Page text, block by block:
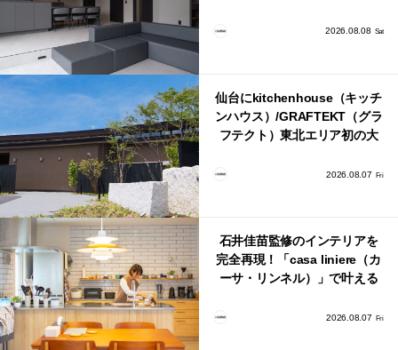
2026.08.08 Sat
仙台にkitchenhouse（キッチ
ンハウス）/GRAFTEKT（グラ
フテクト）東北エリア初の大
2026.08.07 Fri
石井佳苗監修のインテリアを
完全再現！「casa liniere（カ
ーサ・リンネル）」で叶える
2026.08.07 Fri